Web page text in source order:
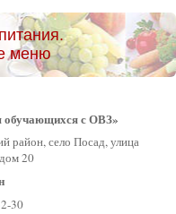
меню
с ОВЗ»
район, село Посад, улица
20
30